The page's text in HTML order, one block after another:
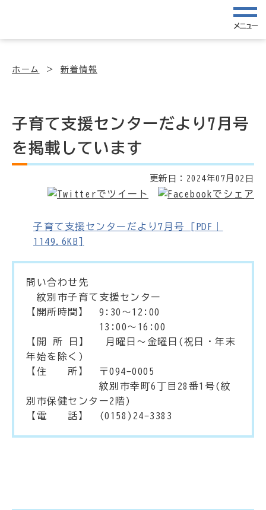
メニュー
ホーム 新着情報
子育て支援センターだより7月号
を掲載しています
更新日： 2024年07月02日
子育て支援センターだより7月号 [PDF｜
1149.6KB]
問い合わせ先
紋別市子育て支援センター
【開所時間】 9:30～12:00
13:00～16:00
【開 所 日】 月曜日～金曜日(祝日・年末
年始を除く)
【住 所】 〒094-0005
紋別市幸町6丁目28番1号(紋
別市保健センター2階)
【電 話】 (0158)24-3383